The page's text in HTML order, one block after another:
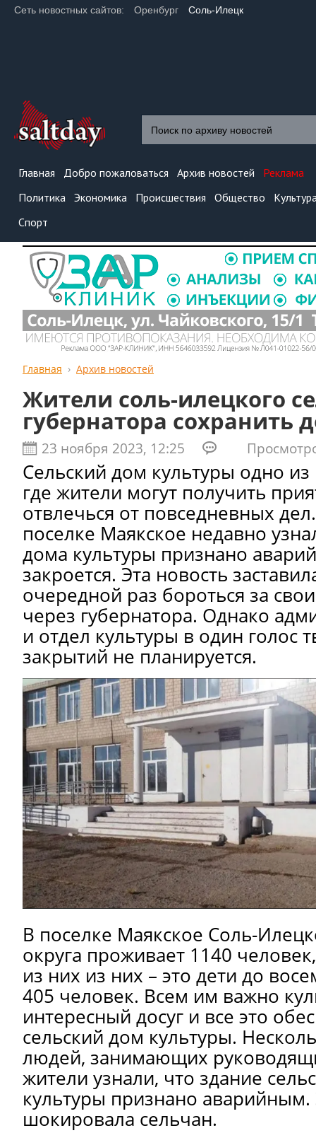
Сеть новостных сайтов: Оренбург Соль-Илецк
Главная Добро пожаловаться Архив новостей
Реклама
Политика Экономика Происшествия Общество
Спорт
Главная Архив новостей
Жители соль-илецкого
губернатора сохранить
23 ноября 2023, 12:25
Сельский дом культуры одно
где жители могут получить
отвлечься от повседневных
поселке Маякское недавно
дома культуры признано
закроется. Эта новость
очередной раз бороться за
через губернатора. Однако
и отдел культуры в один голос
закрытий не планируется.
В поселке Маякское Соль-
округа проживает 1140
из них из них – это дети до
405 человек. Всем им важно
интересный досуг и все это
сельский дом культуры.
людей, занимающих
жители узнали, что здание
культуры признано аварийным.
шокировала сельчан.